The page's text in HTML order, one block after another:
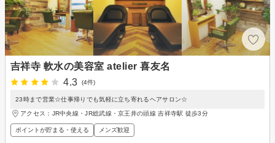
吉祥寺 軟水の美容室 atelier 喜友名
4.3
(4件)
23時まで営業☆仕事帰りでも気軽に立ち寄れるヘアサロン☆
アクセス：JR中央線・JR総武線・京王井の頭線 吉祥寺駅 徒歩3分
ポイントが貯まる・使える メンズ歓迎